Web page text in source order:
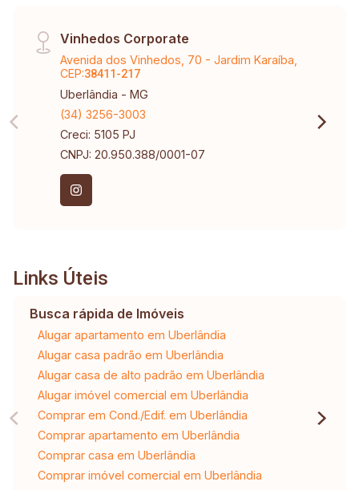
Vinhedos Corporate
Avenida dos Vinhedos, 70 - Jardim Karaíba,
CEP:38411-217
Uberlândia - MG
(34) 3256-3003
Creci: 5105 PJ
CNPJ: 20.950.388/0001-07
Links Úteis
Busca rápida de Imóveis
Alugar apartamento em Uberlândia
Alugar casa padrão em Uberlândia
Alugar casa de alto padrão em Uberlândia
Alugar imóvel comercial em Uberlândia
Comprar em Cond./Edif. em Uberlândia
Comprar apartamento em Uberlândia
Comprar casa em Uberlândia
Comprar imóvel comercial em Uberlândia